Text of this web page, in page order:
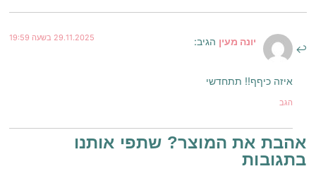
יונה מעין הגיב: 29.11.2025 בשעה 19:59
איזה כיףף!! תתחדשי
הגב
אהבת את המוצר? שתפי אותנו
בתגובות